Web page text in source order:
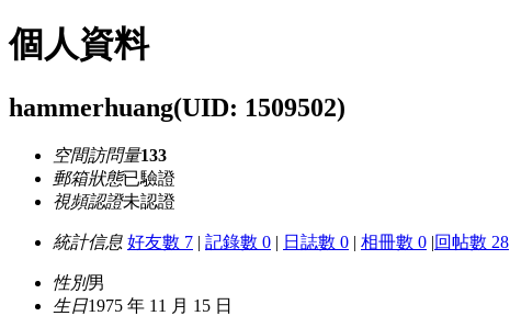
個人資料
hammerhuang(UID: 1509502)
空間訪問量133
郵箱狀態已驗證
視頻認證未認證
統計信息 好友數 7 | 記錄數 0 | 日誌數 0 | 相冊數 0 |回帖數 28
性別男
生日1975 年 11 月 15 日